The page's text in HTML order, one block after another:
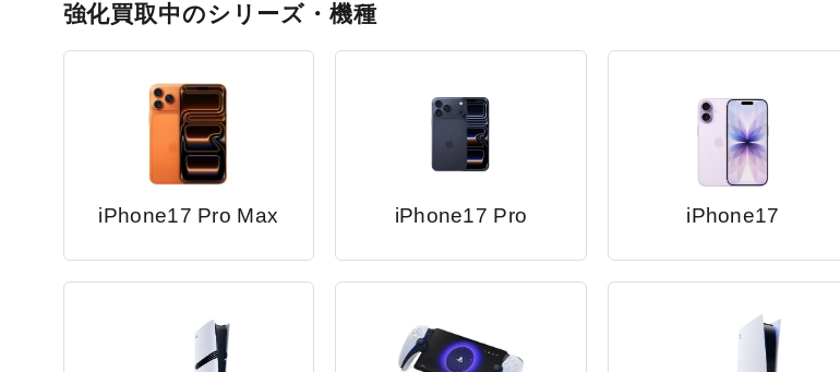
強化買取中のシリーズ・機種
iPhone17 Pro Max iPhone17 Pro iPhone17